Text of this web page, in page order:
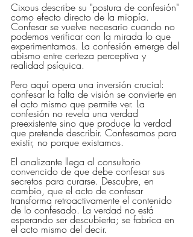
Cixous describe su "postura de confesión"
como efecto directo de la miopía.
Confesar se vuelve necesario cuando no
podemos verificar con la mirada lo que
experimentamos. La confesión emerge del
abismo entre certeza perceptiva y
realidad psíquica.
Pero aquí opera una inversión crucial:
confesar la falta de visión se convierte en
el acto mismo que permite ver. La
confesión no revela una verdad
preexistente sino que produce la verdad
que pretende describir. Confesamos para
existir, no porque existamos.
El analizante llega al consultorio
convencido de que debe confesar sus
secretos para curarse. Descubre, en
cambio, que el acto de confesar
transforma retroactivamente el contenido
de lo confesado. La verdad no está
esperando ser descubierta; se fabrica en
el acto mismo del decir.